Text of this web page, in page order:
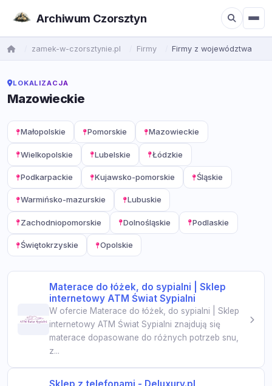
Archiwum Czorsztyn
zamek-w-czorsztynie.pl Firmy Firmy z województwa
LOKALIZACJA
Mazowieckie
Małopolskie Pomorskie Mazowieckie
Wielkopolskie Lubelskie Łódzkie
Podkarpackie Kujawsko-pomorskie Śląskie
Warmińsko-mazurskie Lubuskie
Zachodniopomorskie Dolnośląskie Podlaskie
Świętokrzyskie Opolskie
Materace do łóżek, do sypialni | Sklep
internetowy ATM Świat Sypialni
W ofercie Materace do łóżek, do sypialni | Sklep
internetowy ATM Świat Sypialni znajdują się
materace dopasowane do różnych potrzeb snu,
z...